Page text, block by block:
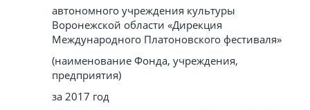
автономного учреждения культуры
Воронежской области «Дирекция
Международного Платоновского фестиваля»
(наименование Фонда, учреждения,
предприятия)
за 2017 год